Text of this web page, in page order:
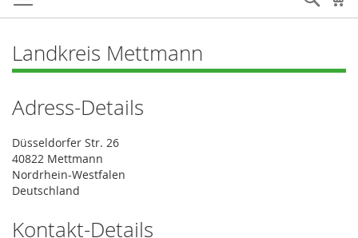
Landkreis Mettmann
Adress-Details
Düsseldorfer Str. 26
40822 Mettmann
Nordrhein-Westfalen
Deutschland
Kontakt-Details